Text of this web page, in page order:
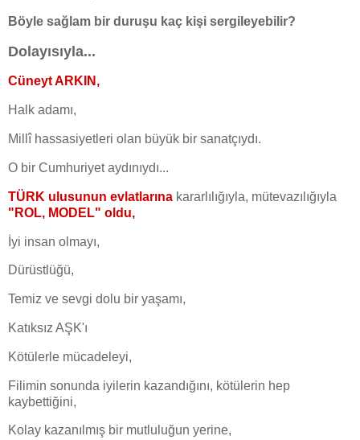
Böyle sağlam bir duruşu kaç kişi sergileyebilir?
Dolayısıyla...
Cüneyt ARKIN,
Halk adamı,
Millî hassasiyetleri olan büyük bir sanatçıydı.
O bir Cumhuriyet aydınıydı...
TÜRK ulusunun evlatlarına kararlılığıyla, mütevazılığıyla
"ROL, MODEL" oldu,
İyi insan olmayı,
Dürüstlüğü,
Temiz ve sevgi dolu bir yaşamı,
Katıksız AŞK'ı
Kötülerle mücadeleyi,
Filimin sonunda iyilerin kazandığını, kötülerin hep
kaybettiğini,
Kolay kazanılmış bir mutluluğun yerine,